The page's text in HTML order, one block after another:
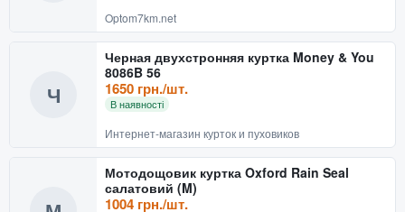
Optom7km.net
Ч
Черная двухстронняя куртка Money & You
8086B 56
1650 грн./шт.
В наявності
Интернет-магазин курток и пуховиков
Мотодощовик куртка Oxford Rain Seal
салатовий (M)
1004 грн./шт.